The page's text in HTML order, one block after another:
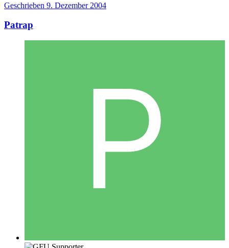
Geschrieben 9. Dezember 2004
Patrap